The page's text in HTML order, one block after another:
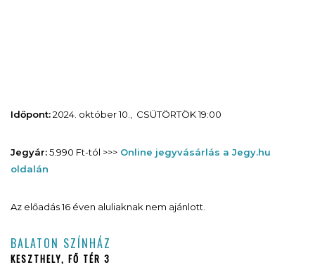
Időpont:2024. október 10., CSÜTÖRTÖK 19:00
Jegyár:5.990 Ft-tól >>> Online jegyvásárlás a Jegy.hu
oldalán
Az előadás 16 éven aluliaknak nem ajánlott.
BALATON SZÍNHÁZ
KESZTHELY, FŐ TÉR 3